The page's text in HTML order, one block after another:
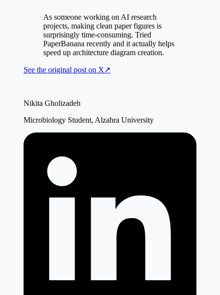
As someone working on AI research
projects, making clean paper figures is
surprisingly time-consuming. Tried
PaperBanana recently and it actually helps
speed up architecture diagram creation.
See the original post on X↗
Nikita Gholizadeh
Microbiology Student, Alzahra University